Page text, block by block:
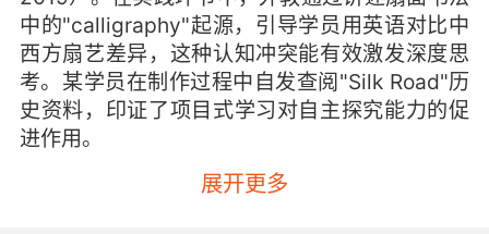
中的"calligraphy"起源，引导学员用英语对比中
西方扇艺差异，这种认知冲突能有效激发深度思
考。某学员在制作过程中自发查阅"Silk Road"历
史资料，印证了项目式学习对自主探究能力的促
进作用。
二、材料与工具的英语表达
展开更多